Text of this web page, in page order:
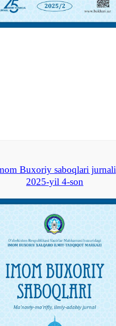
Buxoriy saboqlari jurnali
2025-yil 4-son